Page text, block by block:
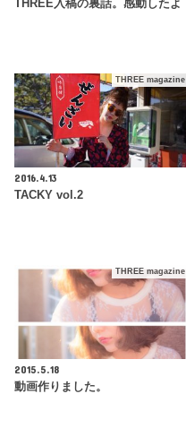
THREE入稿の裏話。感動したよ
THREE magazine
2016.4.13
TACKY vol.2
THREE magazine
2015.5.18
動画作りました。